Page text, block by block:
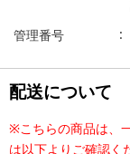
管理番号
配送について
※こちらの商品は、
は以下よりご確認く